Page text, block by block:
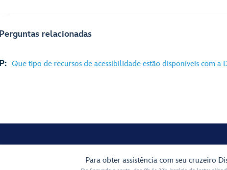
Perguntas relacionadas
P: Que tipo de recursos de acessibilidade estão disponíveis com a
Para obter assistência com seu cruzeiro